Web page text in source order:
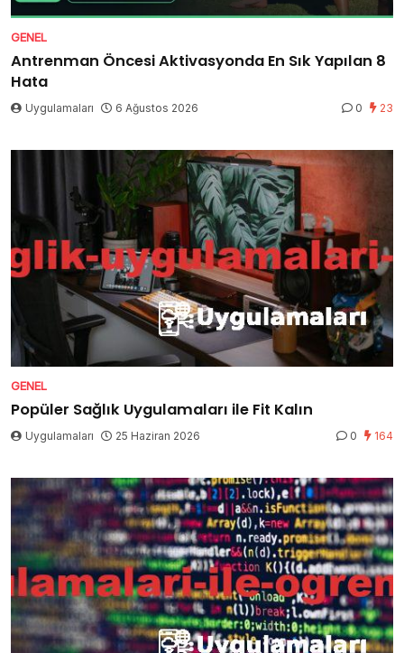
GENEL
Antrenman Öncesi Aktivasyonda En Sık Yapılan 8
Hata
Uygulamaları 6 Ağustos 2026 0 23
GENEL
Popüler Sağlık Uygulamaları ile Fit Kalın
Uygulamaları 25 Haziran 2026 0 164